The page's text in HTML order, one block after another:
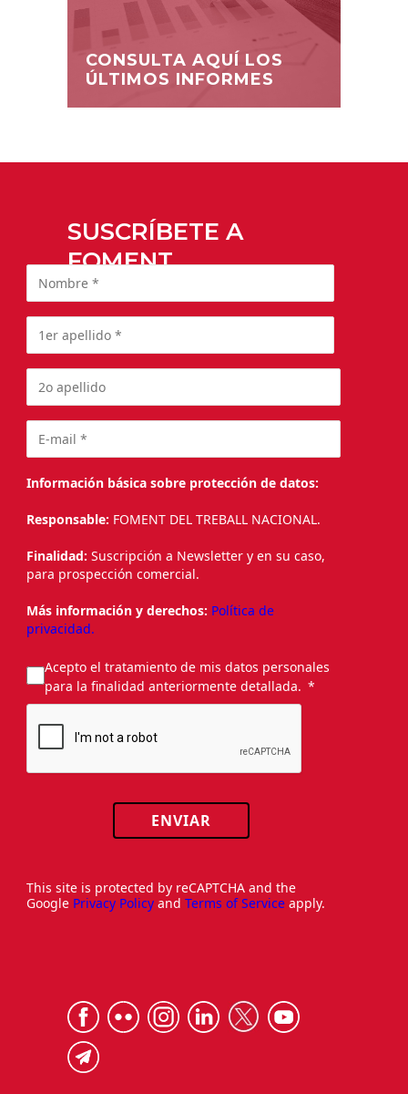
CONSULTA AQUÍ LOS
ÚLTIMOS INFORMES
SUSCRÍBETE A
FOMENT
Información básica sobre protección de datos:
Responsable: FOMENT DEL TREBALL NACIONAL.
Finalidad: Suscripción a Newsletter y en su caso,
para prospección comercial.
Más información y derechos: Política de
privacidad.
Acepto el tratamiento de mis datos personales
para la finalidad anteriormente detallada.
ENVIAR
This site is protected by reCAPTCHA and the
Google Privacy Policy and Terms of Service apply.